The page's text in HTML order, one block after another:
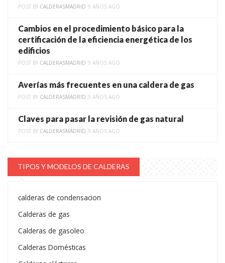
POST BY CALDERASMADRID 9 AÑOS AGO
Cambios en el procedimiento básico para la
certificación de la eficiencia energética de los
edificios
POST BY CALDERASMADRID 9 AÑOS AGO
Averías más frecuentes en una caldera de gas
POST BY CALDERASMADRID 9 AÑOS AGO
Claves para pasar la revisión de gas natural
POST BY CALDERASMADRID 9 AÑOS AGO
TIPOS Y MODELOS DE CALDERAS
calderas de condensacion
Calderas de gas
Calderas de gasoleo
Calderas Domésticas